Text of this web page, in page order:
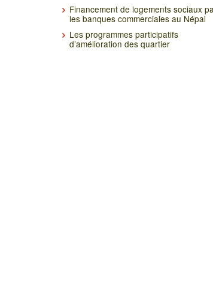
Financement de logements sociaux
les banques commerciales au Népal
Les programmes participatifs
d’amélioration des quartier